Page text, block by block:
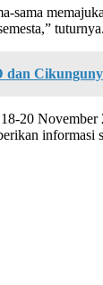
tuturnya.
dan
20